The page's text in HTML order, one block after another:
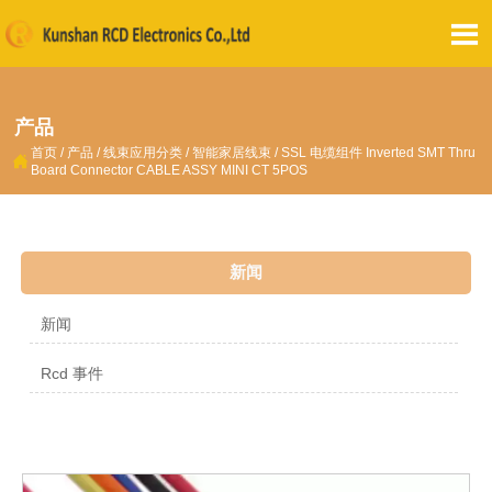

产品
 首页 / 产品 /线束应用分类 /智能家居线束 /SSL 电缆组件 Inverted SMT Thru
Board Connector CABLE ASSY MINI CT 5POS
新闻
新闻
Rcd 事件